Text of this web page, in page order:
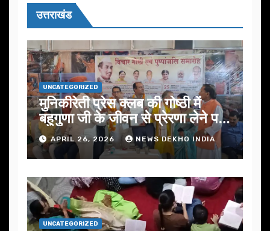
उत्तराखंड
UNCATEGORIZED
मुनिकीरेती प्रेस क्लब की गोष्ठी में
बहुगुणा जी के जीवन से प्रेरणा लेने पर
जोरAPRIL 26, 2026 NEWS DEKHO INDIA
UNCATEGORIZED